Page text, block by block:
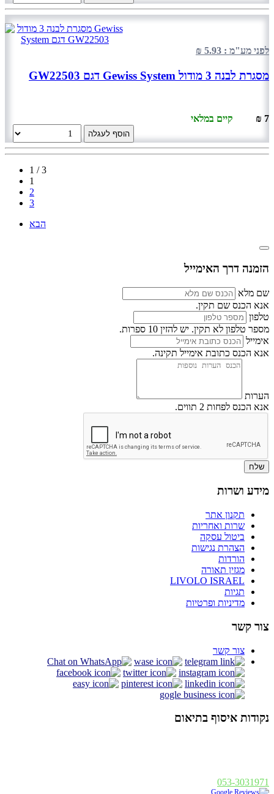
לפני מע"מ : 5.93 ₪
מסגרת לבנה 3 מודול Gewiss System דגם GW22503
7 ₪ קיים במלאי
הוסף לעגלה
1 / 3
1
2
3
הבא
הזמנה דרך האימייל
שם מלא
אנא הכנס שם תקין.
טלפון
מספר טלפון לא תקין. יש להזין 10 ספרות.
אימייל
אנא הכנס כתובת אימייל תקינה.
הערות
אנא הכנס לפחות 2 תווים.
שלח
מידע ושרות
תקנון אתר
שרות ואחריות
ביטול עסקה
הצהרת נגישות
הורדות
מגזין תאורה
LIVOLO ISRAEL
תגיות
מדיניות ופרטיות
צור קשר
צור קשר
נקודות איסוף בתיאום
053-3031971